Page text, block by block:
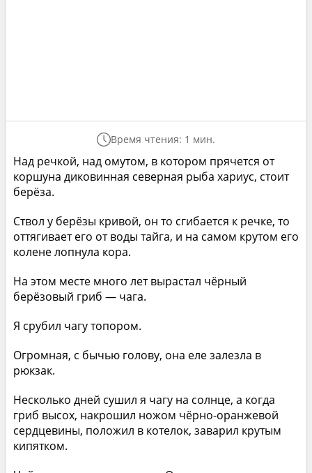
Время чтения: 1 мин.
Над речкой, над омутом, в котором прячется от
коршуна диковинная северная рыба хариус, стоит
берёза.
Ствол у берёзы кривой, он то сгибается к речке, то
оттягивает его от воды тайга, и на самом крутом его
колене лопнула кора.
На этом месте много лет вырастал чёрный
берёзовый гриб — чага.
Я срубил чагу топором.
Огромная, с бычью голову, она еле залезла в
рюкзак.
Несколько дней сушил я чагу на солнце, а когда
гриб высох, накрошил ножом чёрно-оранжевой
сердцевины, положил в котелок, заварил крутым
кипятком.